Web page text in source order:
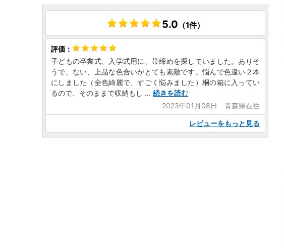
5.0 （1件）
子どもの卒業式、入学式用に、帯締めを探していました。ありそ
うで、ない、上品な色合いがとても素敵です。悩んで色違い２本
にしました（全色綺麗で、すごく悩みました）桐の箱に入ってい
るので、そのままで収納もし ... 続きを読む
2023年01月08日 青森県在住
レビューをもっと見る